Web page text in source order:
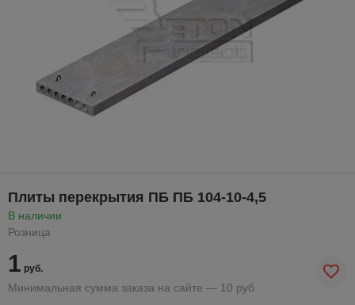
Плиты перекрытия ПБ ПБ 104-10-4,5
В наличии
Розница
1 руб.
Минимальная сумма заказа на сайте — 10 руб.